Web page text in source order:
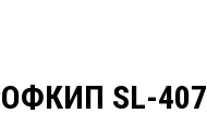
SL-407